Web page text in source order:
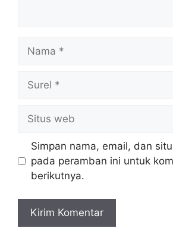
Nama
Surel
Situs
web
Simpan nama, email, dan
pada peramban ini untuk
berikutnya.